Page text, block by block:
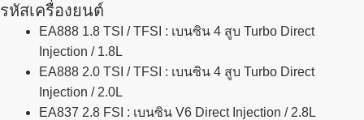
รหัสเครื่องยนต์
EA888 1.8 TSI / TFSI : เบนซิน 4 สูบ Turbo Direct
Injection / 1.8L
EA888 2.0 TSI / TFSI : เบนซิน 4 สูบ Turbo Direct
Injection / 2.0L
EA837 2.8 FSI : เบนซิน V6 Direct Injection / 2.8L